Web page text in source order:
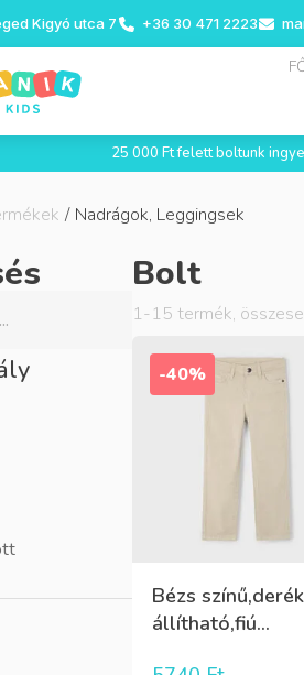
Kigyó utca 7 +36 30 471 2223
25 000 Ft felett boltunk
/ Nadrágok, Leggingsek
Bolt
1-15 termék,
-40%
Bézs
állítható,fiú...